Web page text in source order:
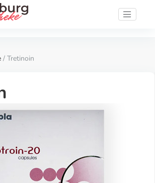
/ Tretinoin